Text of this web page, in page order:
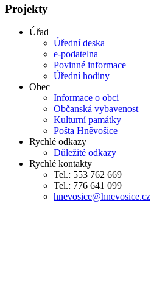
Projekty
Úřad
Úřední deska
e-podatelna
Povinné informace
Úřední hodiny
Obec
Informace o obci
Občanská vybavenost
Kulturní památky
Pošta Hněvošice
Rychlé odkazy
Důležité odkazy
Rychlé kontakty
Tel.: 553 762 669
Tel.: 776 641 099
hnevosice@hnevosice.cz